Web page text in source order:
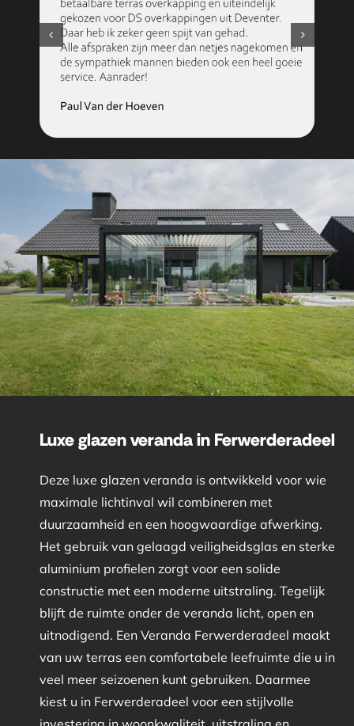
Luxe glazen veranda in Ferwerderadeel
Deze luxe glazen veranda is ontwikkeld voor wie
maximale lichtinval wil combineren met
duurzaamheid en een hoogwaardige afwerking.
Het gebruik van gelaagd veiligheidsglas en sterke
aluminium profielen zorgt voor een solide
constructie met een moderne uitstraling. Tegelijk
blijft de ruimte onder de veranda licht, open en
uitnodigend. Een Veranda Ferwerderadeel maakt
van uw terras een comfortabele leefruimte die u in
veel meer seizoenen kunt gebruiken. Daarmee
kiest u in Ferwerderadeel voor een stijlvolle